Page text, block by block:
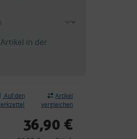
in der
Auf den
Artikel
vergleichen
36,90 €